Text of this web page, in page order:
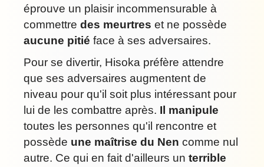
éprouve un plaisir incommensurable à
commettre des meurtres et ne possède
aucune pitié face à ses adversaires.
Pour se divertir, Hisoka préfère attendre
que ses adversaires augmentent de
niveau pour qu'il soit plus intéressant pour
lui de les combattre après. Il manipule
toutes les personnes qu'il rencontre et
possède une maîtrise du Nen comme nul
autre. Ce qui en fait d'ailleurs un terrible